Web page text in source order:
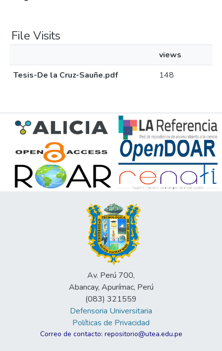
File Visits
views
Tesis-De la Cruz-Sauñe.pdf
148
Av. Perú 700,
Abancay, Apurímac, Perú
(083) 321559
Defensoria Universitaria
Políticas de Privacidad
Correo de contacto: repositorio@utea.edu.pe